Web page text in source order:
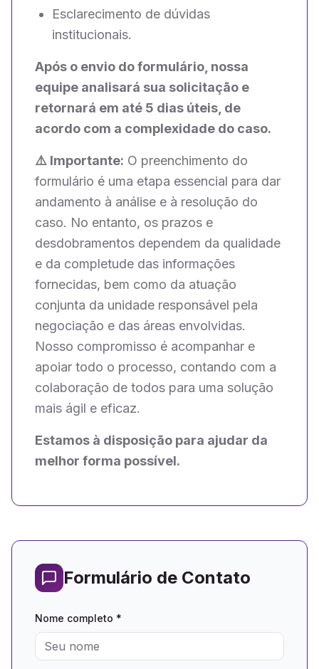
Esclarecimento de dúvidas
institucionais.
Após o envio do formulário, nossa
equipe analisará sua solicitação e
retornará em até 5 dias úteis, de
acordo com a complexidade do caso.
⚠️ Importante: O preenchimento do
formulário é uma etapa essencial para dar
andamento à análise e à resolução do
caso. No entanto, os prazos e
desdobramentos dependem da qualidade
e da completude das informações
fornecidas, bem como da atuação
conjunta da unidade responsável pela
negociação e das áreas envolvidas.
Nosso compromisso é acompanhar e
apoiar todo o processo, contando com a
colaboração de todos para uma solução
mais ágil e eficaz.
Estamos à disposição para ajudar da
melhor forma possível.
Formulário de Contato
Nome completo *